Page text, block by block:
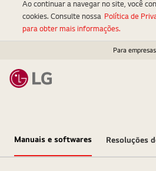
Para empresas
Manuais e softwares Resoluções
Ao continuar a navegar no site, você
cookies. Consulte nossa Política de
para obter mais informações.